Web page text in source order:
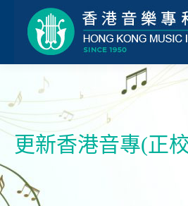
更新香港音專(正